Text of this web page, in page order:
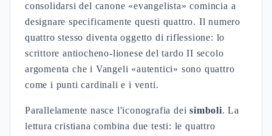
consolidarsi del canone «evangelista» comincia a
designare specificamente questi quattro. Il numero
quattro stesso diventa oggetto di riflessione: lo
scrittore antiocheno-lionese del tardo II secolo
argomenta che i Vangeli «autentici» sono quattro
come i punti cardinali e i venti.
Parallelamente nasce l'iconografia deisimboli. La
lettura cristiana combina due testi: le quattro